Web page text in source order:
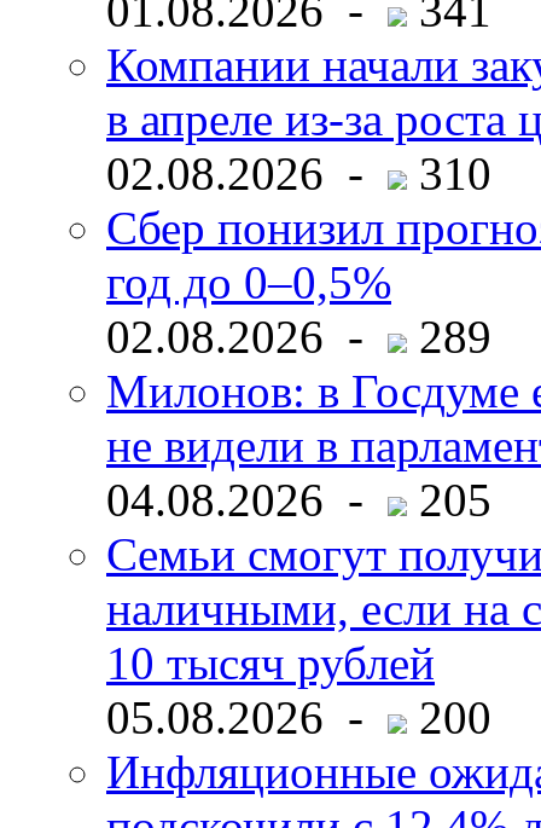
Компании начали
в апреле из-за роста
02.08.2026 -
310
Сбер понизил
год до 0–0,5%
02.08.2026 -
289
Милонов: в Госдуме
не видели в
04.08.2026 -
205
Семьи смогут
наличными, если на
10 тысяч рублей
05.08.2026 -
200
Инфляционные